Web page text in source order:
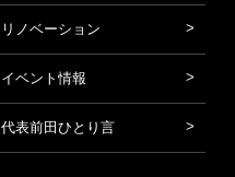
リノベーション
イベント情報
代表前田ひとり言